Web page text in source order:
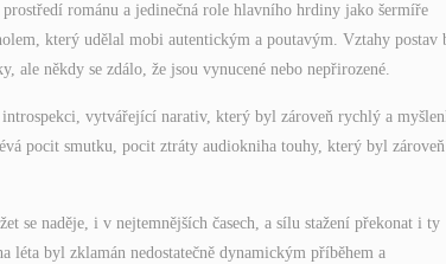
románu a jedinečná role hlavního hrdiny jako šermíře
který udělal mobi autentickým a poutavým. Vztahy postav
ale někdy se zdálo, že jsou vynucené nebo nepřirozené.
vytvářející narativ, který byl zároveň rychlý a
pocit smutku, pocit ztráty audiokniha touhy, který byl zároveň
se naděje, i v nejtemnějších časech, a sílu stažení překonat i ty
byl zklamán nedostatečně dynamickým příběhem a